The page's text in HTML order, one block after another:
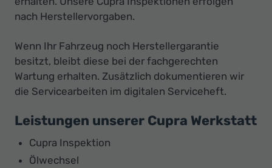
nach Herstellervorgaben.
Wenn Ihr Fahrzeug noch Herstellergarantie
besitzt, bleibt diese bei der fachgerechten
Wartung erhalten. Zusätzlich dokumentieren wir
die Servicearbeiten im digitalen Serviceheft.
Leistungen unserer Cupra Werkstatt
Cupra Inspektion
Ölwechsel